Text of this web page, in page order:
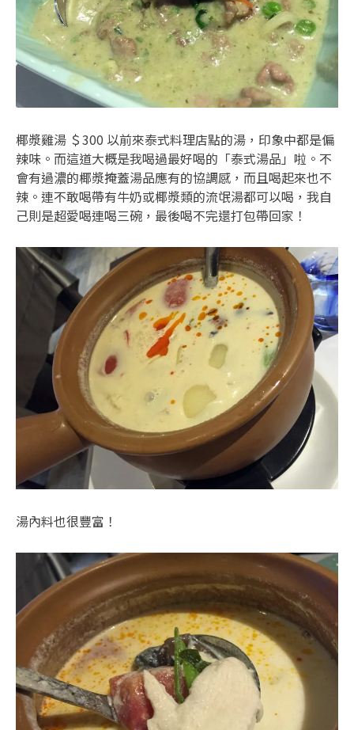
椰漿雞湯 ＄300 以前來泰式料理店點的湯，印象中都是偏
辣味。而這道大概是我喝過最好喝的「泰式湯品」啦。不
會有過濃的椰漿掩蓋湯品應有的協調感，而且喝起來也不
辣。連不敢喝帶有牛奶或椰漿類的流氓湯都可以喝，我自
己則是超愛喝連喝三碗，最後喝不完還打包帶回家！
湯內料也很豐富！